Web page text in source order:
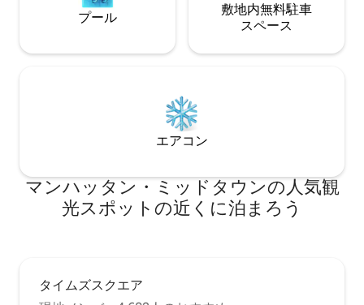
プール
敷地内無料駐⁠車
ス⁠ペ⁠ー⁠ス
エアコン
マンハッタン・ミッドタウンの人気観
光スポットの近くに泊まろう
タイムズスクエア